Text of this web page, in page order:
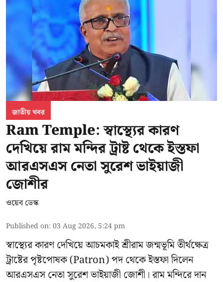
জাতীয় খবর
Ram Temple: স্বাস্থ্যের কারণ
দেখিয়ে রাম মন্দির ট্রাষ্ট থেকে ইস্তফা
আরএসএস নেতা সুরেশ ভাইয়াজী
জোশীর
ওয়েব ডেস্ক
Published on:03 Aug 2026, 5:24 pm
স্বাস্থ্যের কারণ দেখিয়ে আচমকাইশ্রীরাম জন্মভূমি তীর্থক্ষেত্র
ট্রাষ্টেরপৃষ্টপোষক (Patron) পদ থেকে ইস্তফা দিলেন
আরএসএস নেতা সুরেশ ভাইয়াজী জোশী। রাম মন্দিরে দান